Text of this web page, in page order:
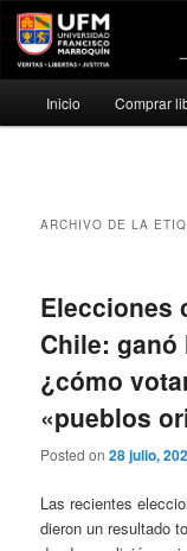
Ir
Ir
Inicio Comprar
ARCHIVO DE LA
Elecciones
Chile: ganó
¿cómo
«pueblos
Posted on28 julio,
Las recientes
dieron un resultado